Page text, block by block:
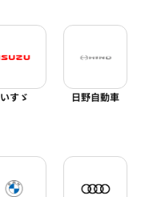
いすゞ 日野自動車